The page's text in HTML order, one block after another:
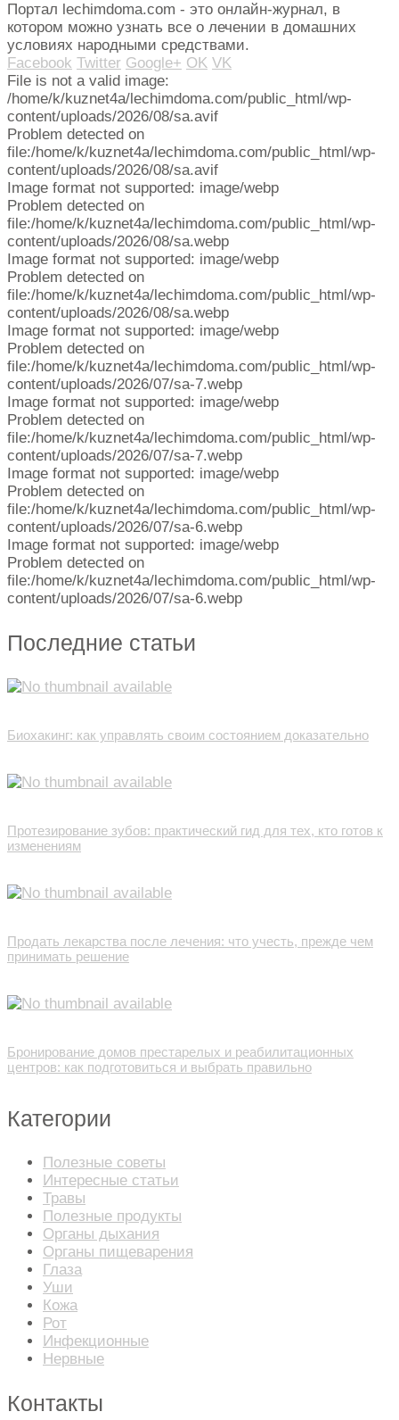
Портал lechimdoma.com - это онлайн-журнал, в
котором можно узнать все о лечении в домашних
условиях народными средствами.
Facebook Twitter Google+ OK VK
File is not a valid image:
/home/k/kuznet4a/lechimdoma.com/public_html/wp-
content/uploads/2026/08/sa.avif
Problem detected on
file:/home/k/kuznet4a/lechimdoma.com/public_html/wp-
content/uploads/2026/08/sa.avif
Image format not supported: image/webp
Problem detected on
file:/home/k/kuznet4a/lechimdoma.com/public_html/wp-
content/uploads/2026/08/sa.webp
Image format not supported: image/webp
Problem detected on
file:/home/k/kuznet4a/lechimdoma.com/public_html/wp-
content/uploads/2026/08/sa.webp
Image format not supported: image/webp
Problem detected on
file:/home/k/kuznet4a/lechimdoma.com/public_html/wp-
content/uploads/2026/07/sa-7.webp
Image format not supported: image/webp
Problem detected on
file:/home/k/kuznet4a/lechimdoma.com/public_html/wp-
content/uploads/2026/07/sa-7.webp
Image format not supported: image/webp
Problem detected on
file:/home/k/kuznet4a/lechimdoma.com/public_html/wp-
content/uploads/2026/07/sa-6.webp
Image format not supported: image/webp
Problem detected on
file:/home/k/kuznet4a/lechimdoma.com/public_html/wp-
content/uploads/2026/07/sa-6.webp
Последние статьи
Биохакинг: как управлять своим состоянием доказательно
Протезирование зубов: практический гид для тех, кто готов к
изменениям
Продать лекарства после лечения: что учесть, прежде чем
принимать решение
Бронирование домов престарелых и реабилитационных
центров: как подготовиться и выбрать правильно
Категории
Полезные советы
Интересные статьи
Травы
Полезные продукты
Органы дыхания
Органы пищеварения
Глаза
Уши
Кожа
Рот
Инфекционные
Нервные
Контакты